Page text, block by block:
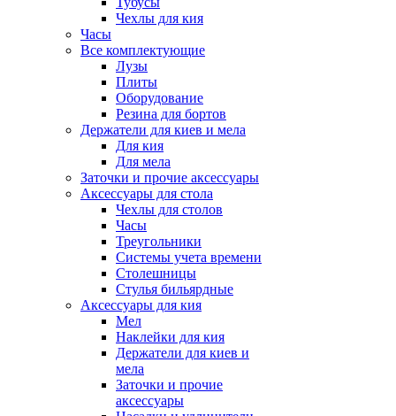
Чехлы для кия
Часы
Все комплектующие
Лузы
Плиты
Оборудование
Резина для бортов
Держатели для киев и мела
Для кия
Для мела
Заточки и прочие аксессуары
Аксессуары для стола
Чехлы для столов
Часы
Треугольники
Системы учета времени
Столешницы
Стулья бильярдные
Аксессуары для кия
Мел
Наклейки для кия
Держатели для киев и
мела
Заточки и прочие
аксессуары